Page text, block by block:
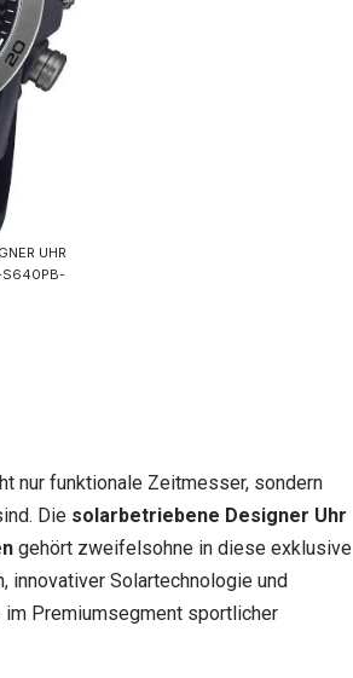
UHR
S640PB-
nur funktionale Zeitmesser, sondern
Die solarbetriebene Designer Uhr
gehört zweifelsohne in diese exklusive
innovativer Solartechnologie und
Premiumsegment sportlicher